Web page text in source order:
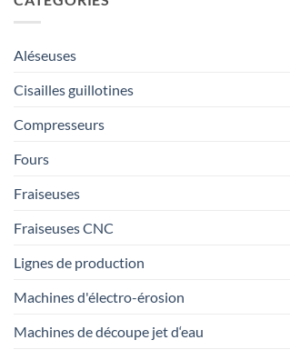
Aléseuses
Cisailles guillotines
Compresseurs
Fours
Fraiseuses
Fraiseuses CNC
Lignes de production
Machines d'électro-érosion
Machines de découpe jet d‘eau